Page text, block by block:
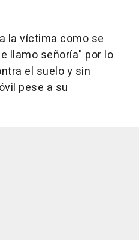
la víctima como se
llamo señoría" por lo
el suelo y sin
pese a su